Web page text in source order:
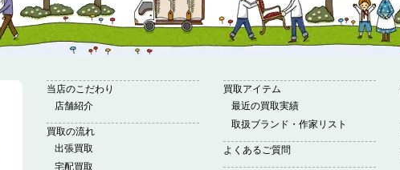
当店のこだわり
店舗紹介
買取の流れ
出張買取
宅配買取
買取アイテム
最近の買取実績
取扱ブランド・作家リスト
よくあるご質問